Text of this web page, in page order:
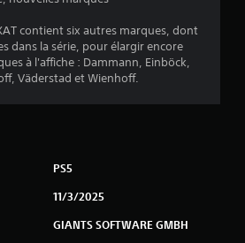
r
5
contient six autres marques, dont
dans la série, pour élargir encore
à l'affiche : Dammann, Einböck,
Väderstad et Wienhoff.
PS5
11/3/2025
GIANTS SOFTWARE GMBH